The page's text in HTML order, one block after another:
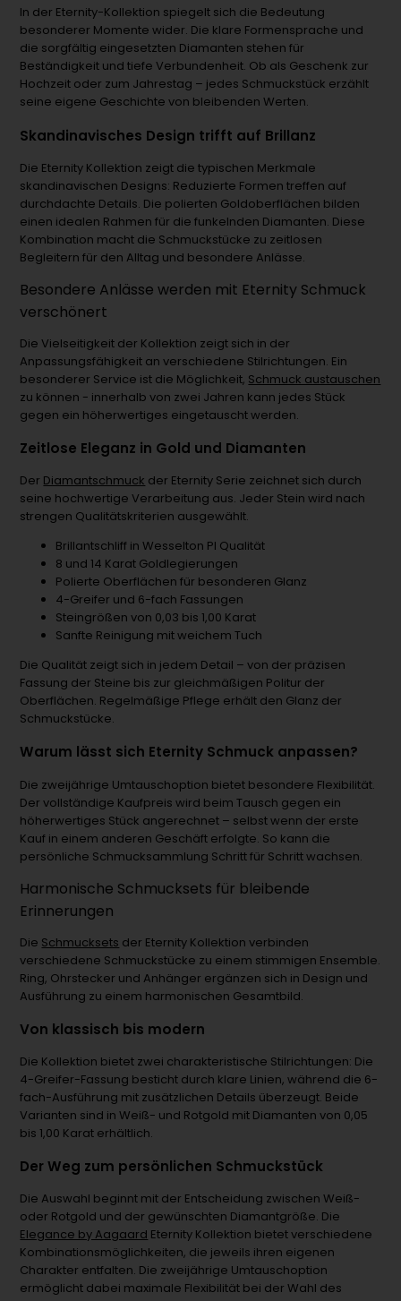
In der Eternity-Kollektion spiegelt sich die Bedeutung
besonderer Momente wider. Die klare Formensprache und
die sorgfältig eingesetzten Diamanten stehen für
Beständigkeit und tiefe Verbundenheit. Ob als Geschenk zur
Hochzeit oder zum Jahrestag – jedes Schmuckstück erzählt
seine eigene Geschichte von bleibenden Werten.
Skandinavisches Design trifft auf Brillanz
Die Eternity Kollektion zeigt die typischen Merkmale
skandinavischen Designs: Reduzierte Formen treffen auf
durchdachte Details. Die polierten Goldoberflächen bilden
einen idealen Rahmen für die funkelnden Diamanten. Diese
Kombination macht die Schmuckstücke zu zeitlosen
Begleitern für den Alltag und besondere Anlässe.
Besondere Anlässe werden mit Eternity Schmuck
verschönert
Die Vielseitigkeit der Kollektion zeigt sich in der
Anpassungsfähigkeit an verschiedene Stilrichtungen. Ein
besonderer Service ist die Möglichkeit, Schmuck austauschen
zu können - innerhalb von zwei Jahren kann jedes Stück
gegen ein höherwertiges eingetauscht werden.
Zeitlose Eleganz in Gold und Diamanten
Der Diamantschmuck der Eternity Serie zeichnet sich durch
seine hochwertige Verarbeitung aus. Jeder Stein wird nach
strengen Qualitätskriterien ausgewählt.
Brillantschliff in Wesselton PI Qualität
8 und 14 Karat Goldlegierungen
Polierte Oberflächen für besonderen Glanz
4-Greifer und 6-fach Fassungen
Steingrößen von 0,03 bis 1,00 Karat
Sanfte Reinigung mit weichem Tuch
Die Qualität zeigt sich in jedem Detail – von der präzisen
Fassung der Steine bis zur gleichmäßigen Politur der
Oberflächen. Regelmäßige Pflege erhält den Glanz der
Schmuckstücke.
Warum lässt sich Eternity Schmuck anpassen?
Die zweijährige Umtauschoption bietet besondere Flexibilität.
Der vollständige Kaufpreis wird beim Tausch gegen ein
höherwertiges Stück angerechnet – selbst wenn der erste
Kauf in einem anderen Geschäft erfolgte. So kann die
persönliche Schmucksammlung Schritt für Schritt wachsen.
Harmonische Schmucksets für bleibende
Erinnerungen
Die Schmucksets der Eternity Kollektion verbinden
verschiedene Schmuckstücke zu einem stimmigen Ensemble.
Ring, Ohrstecker und Anhänger ergänzen sich in Design und
Ausführung zu einem harmonischen Gesamtbild.
Von klassisch bis modern
Die Kollektion bietet zwei charakteristische Stilrichtungen: Die
4-Greifer-Fassung besticht durch klare Linien, während die 6-
fach-Ausführung mit zusätzlichen Details überzeugt. Beide
Varianten sind in Weiß- und Rotgold mit Diamanten von 0,05
bis 1,00 Karat erhältlich.
Der Weg zum persönlichen Schmuckstück
Die Auswahl beginnt mit der Entscheidung zwischen Weiß-
oder Rotgold und der gewünschten Diamantgröße. Die
Elegance by Aagaard Eternity Kollektion bietet verschiedene
Kombinationsmöglichkeiten, die jeweils ihren eigenen
Charakter entfalten. Die zweijährige Umtauschoption
ermöglicht dabei maximale Flexibilität bei der Wahl des